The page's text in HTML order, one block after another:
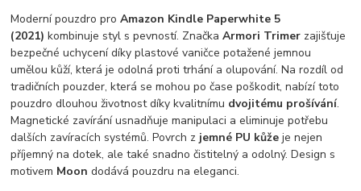
Moderní pouzdro proAmazon Kindle Paperwhite 5
(2021) kombinuje styl s pevností. ZnačkaArmori Trimer zajišťuje
bezpečné uchycení díky plastové vaničce potažené jemnou
umělou kůží, která je odolná proti trhání a olupování. Na rozdíl od
tradičních pouzder, která se mohou po čase poškodit, nabízí toto
pouzdro dlouhou životnost díky kvalitnímu dvojitému prošívání.
Magnetické zavírání usnadňuje manipulaci a eliminuje potřebu
dalších zavíracích systémů. Povrch z jemné PU kůže je nejen
příjemný na dotek, ale také snadno čistitelný a odolný. Design s
motivem Moondodává pouzdru na eleganci.